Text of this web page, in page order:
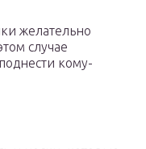
желательно
случае
кому-